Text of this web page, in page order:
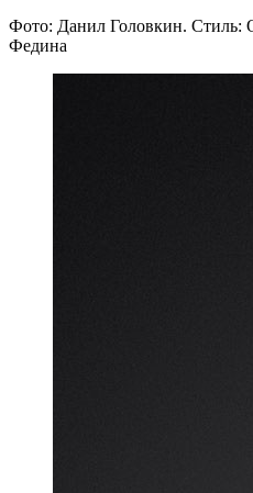
Фото: Данил Головкин. Стиль:
Федина